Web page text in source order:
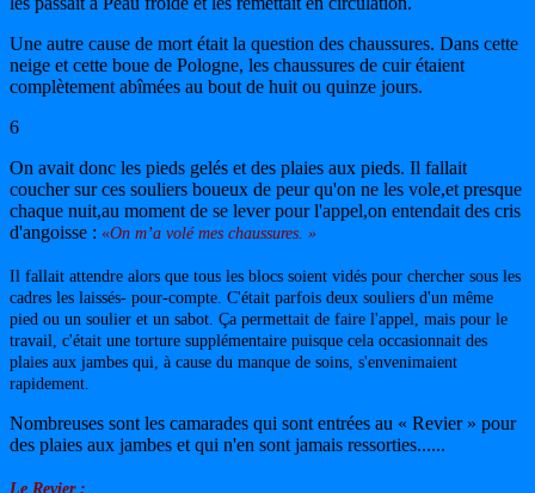
Une autre cause de mort était la question des chaussures. Dans cette
neige et cette boue de Pologne, les chaussures de cuir étaient
complètement abîmées au bout de huit ou quinze jours.
6
On avait donc les pieds gelés et des plaies aux pieds. Il fallait
coucher sur ces souliers boueux de peur qu'on ne les vole,et presque
chaque nuit,au moment de se lever pour l'appel,on entendait des cris
d'angoisse : «On m’a volé mes chaussures. »
Il fallait attendre alors que tous les blocs soient vidés pour chercher sous les
cadres les laissés- pour-compte. C'était parfois deux souliers d'un même
pied ou un soulier et un sabot. Ça permettait de faire l'appel, mais pour le
travail, c'était une torture supplémentaire puisque cela occasionnait des
plaies aux jambes qui, à cause du manque de soins, s'envenimaient
rapidement.
Nombreuses sont les camarades qui sont entrées au « Revier » pour
des plaies aux jambes et qui n'en sont jamais ressorties......
Le Revier :